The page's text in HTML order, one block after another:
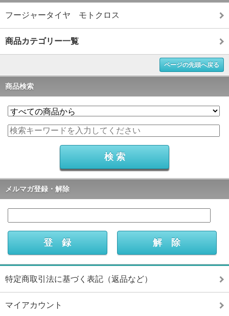
フージャータイヤ モトクロス
商品カテゴリー一覧
ページの先頭へ戻る
商品検索
メルマガ登録・解除
特定商取引法に基づく表記（返品など）
マイアカウント